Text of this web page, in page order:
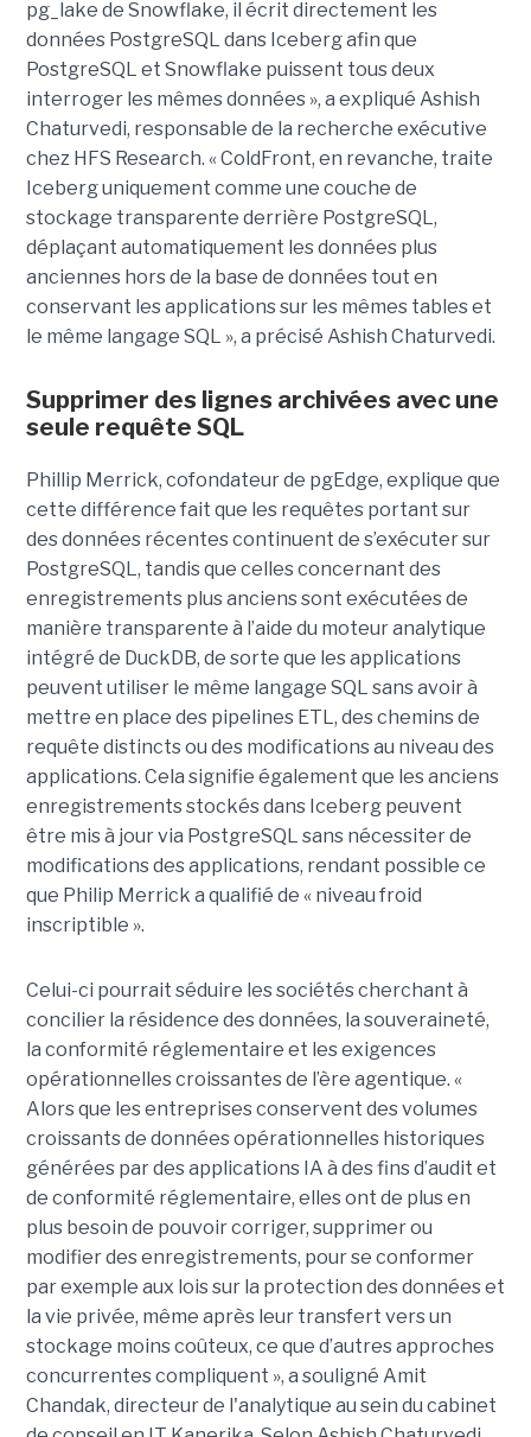
pg_lake de Snowflake, il écrit directement les
données PostgreSQL dans Iceberg afin que
PostgreSQL et Snowflake puissent tous deux
interroger les mêmes données », a expliqué Ashish
Chaturvedi, responsable de la recherche exécutive
chez HFS Research. « ColdFront, en revanche, traite
Iceberg uniquement comme une couche de
stockage transparente derrière PostgreSQL,
déplaçant automatiquement les données plus
anciennes hors de la base de données tout en
conservant les applications sur les mêmes tables et
le même langage SQL », a précisé Ashish Chaturvedi.
Supprimer des lignes archivées avec une
seule requête SQL
Phillip Merrick, cofondateur de pgEdge, explique que
cette différence fait que les requêtes portant sur
des données récentes continuent de s’exécuter sur
PostgreSQL, tandis que celles concernant des
enregistrements plus anciens sont exécutées de
manière transparente à l’aide du moteur analytique
intégré de DuckDB, de sorte que les applications
peuvent utiliser le même langage SQL sans avoir à
mettre en place des pipelines ETL, des chemins de
requête distincts ou des modifications au niveau des
applications. Cela signifie également que les anciens
enregistrements stockés dans Iceberg peuvent
être mis à jour via PostgreSQL sans nécessiter de
modifications des applications, rendant possible ce
que Philip Merrick a qualifié de « niveau froid
inscriptible ».
Celui-ci pourrait séduire les sociétés cherchant à
concilier la résidence des données, la souveraineté,
la conformité réglementaire et les exigences
opérationnelles croissantes de l’ère agentique. «
Alors que les entreprises conservent des volumes
croissants de données opérationnelles historiques
générées par des applications IA à des fins d’audit et
de conformité réglementaire, elles ont de plus en
plus besoin de pouvoir corriger, supprimer ou
modifier des enregistrements, pour se conformer
par exemple aux lois sur la protection des données et
la vie privée, même après leur transfert vers un
stockage moins coûteux, ce que d’autres approches
concurrentes compliquent », a souligné Amit
Chandak, directeur de l'analytique au sein du cabinet